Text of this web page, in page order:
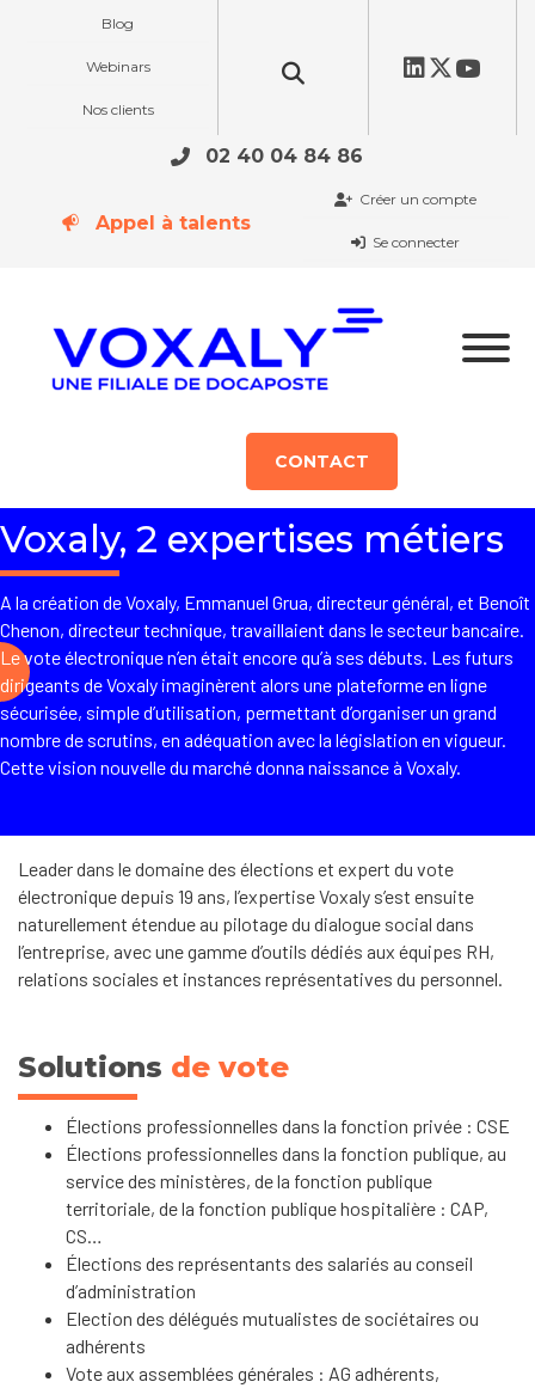
Blog
Webinars
Nos clients
02 40 04 84 86
Appel à talents
Créer un compte
Se connecter
CONTACT
Voxaly, 2 expertises métiers
A la création de Voxaly, Emmanuel Grua, directeur général, et Benoît
Chenon, directeur technique, travaillaient dans le secteur bancaire.
Le vote électronique n’en était encore qu’à ses débuts. Les futurs
dirigeants de Voxaly imaginèrent alors une plateforme en ligne
sécurisée, simple d’utilisation, permettant d’organiser un grand
nombre de scrutins, en adéquation avec la législation en vigueur.
Cette vision nouvelle du marché donna naissance à Voxaly.
Leader dans le domaine des élections et expert du vote
électronique depuis 19 ans, l’expertise Voxaly s’est ensuite
naturellement étendue au pilotage du dialogue social dans
l’entreprise, avec une gamme d’outils dédiés aux équipes RH,
relations sociales et instances représentatives du personnel.
Solutions de vote
Élections professionnelles dans la fonction privée : CSE
Élections professionnelles dans la fonction publique, au
service des ministères, de la fonction publique
territoriale, de la fonction publique hospitalière : CAP,
CS…
Élections des représentants des salariés au conseil
d’administration
Election des délégués mutualistes de sociétaires ou
adhérents
Vote aux assemblées générales : AG adhérents,